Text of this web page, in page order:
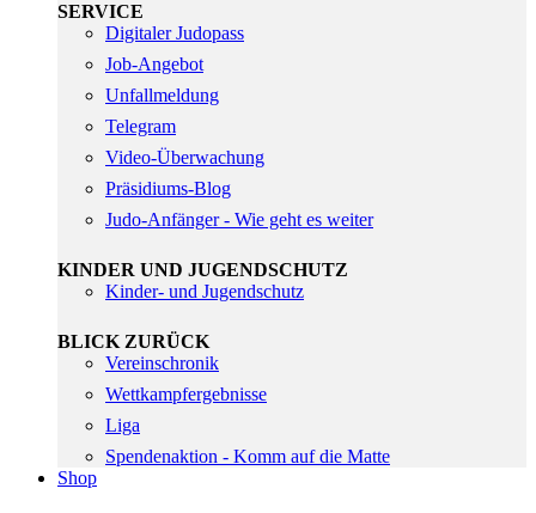
SERVICE
Digitaler Judopass
Job-Angebot
Unfallmeldung
Telegram
Video-Überwachung
Präsidiums-Blog
Judo-Anfänger - Wie geht es weiter
KINDER UND JUGENDSCHUTZ
Kinder- und Jugendschutz
BLICK ZURÜCK
Vereinschronik
Wettkampfergebnisse
Liga
Spendenaktion - Komm auf die Matte
Shop